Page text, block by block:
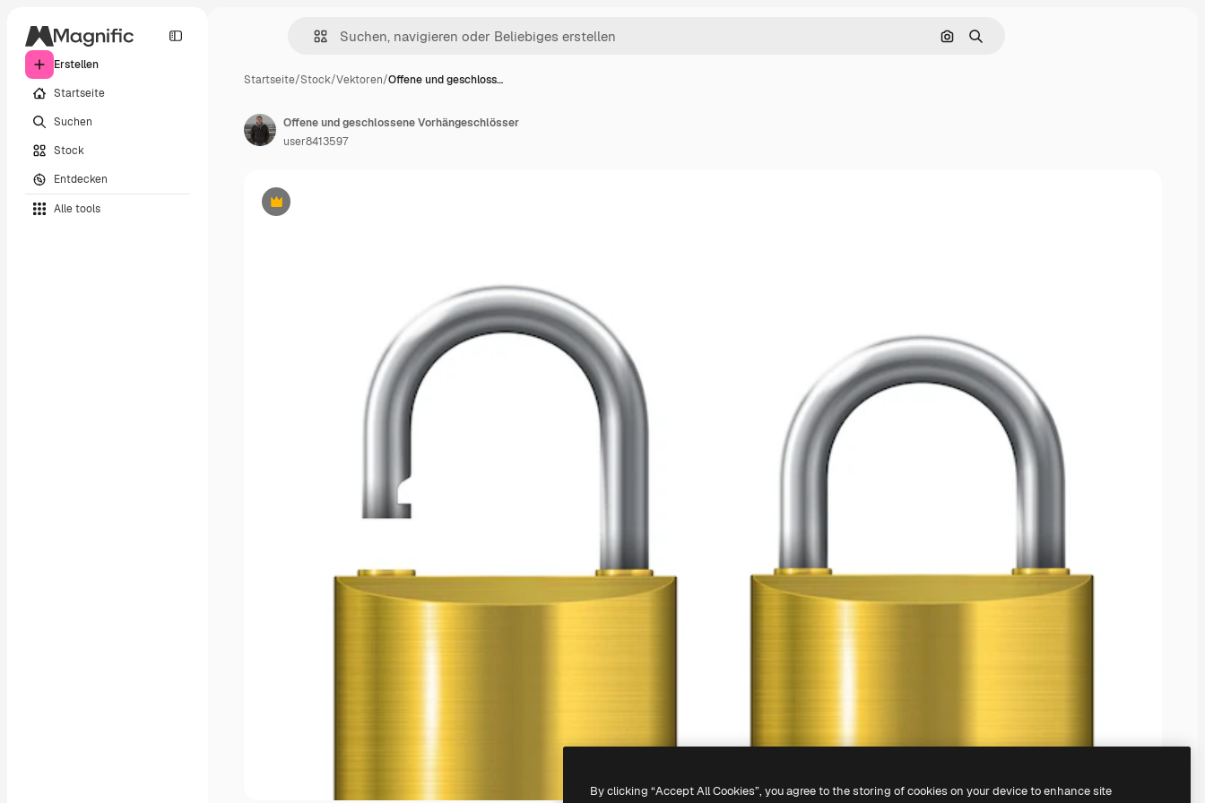
Erstellen
Startseite
Suchen
Stock
Entdecken
Alle tools
Nach Bild suchen
Suchen
Startseite/Stock/Vektoren/Offene und geschloss…
Premium
Offene und geschlossene Vorhängeschlösser
user8413597
By clicking “Accept All Cookies”, you agree to the storing of cookies on your device to enhance site